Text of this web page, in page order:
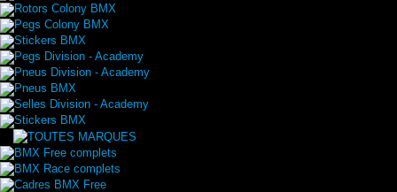
Rotors Colony BMX
Pegs Colony BMX
Stickers BMX
Pegs Division - Academy
Pneus Division - Academy
Pneus BMX
Selles Division - Academy
Stickers BMX
BMX Free complets
BMX Race complets
Cadres BMX Free